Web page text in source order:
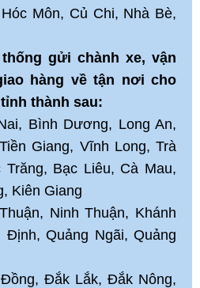
Môn, Củ Chi, Nhà Bè,
gửi chành xe, vận
hàng về tận nơi cho
thành sau:
Bình Dương, Long An,
Giang, Vĩnh Long, Trà
Bạc Liêu, Cà Mau,
Kiên Giang
Ninh Thuận, Khánh
Định, Quảng Ngãi, Quảng
Đắk Lắk, Đắk Nông,